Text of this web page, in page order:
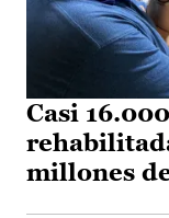
Casi
millones